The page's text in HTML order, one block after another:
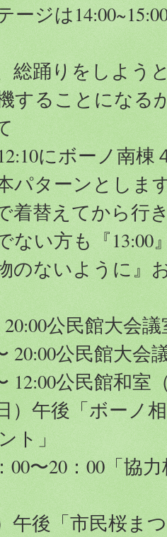
ージは
総踊りをしよう
することになる
にボーノ南
パターンとしま
着替えてから行
ない方も『
のないように』
20:00公民館大会
20:00公民館大会
12:00公民館和
）午後「ボーノ
ト」
00〜20：00「協
午後「市民桜ま